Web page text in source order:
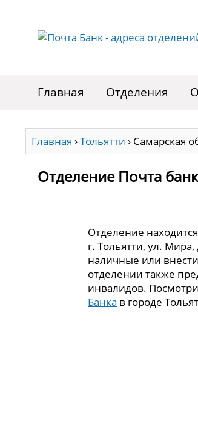
Главная Отделения
Главная ›Тольятти › Самарская
Отделение Почта
Отделение
г. Тольятти, ул.
наличные или
отделении также
инвалидов.
Банка в городе